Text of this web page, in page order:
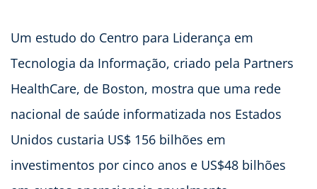
Um estudo do Centro para Liderança em
Tecnologia da Informação, criado pela Partners
HealthCare, de Boston, mostra que uma rede
nacional de saúde informatizada nos Estados
Unidos custaria US$ 156 bilhões em
investimentos por cinco anos e US$48 bilhões